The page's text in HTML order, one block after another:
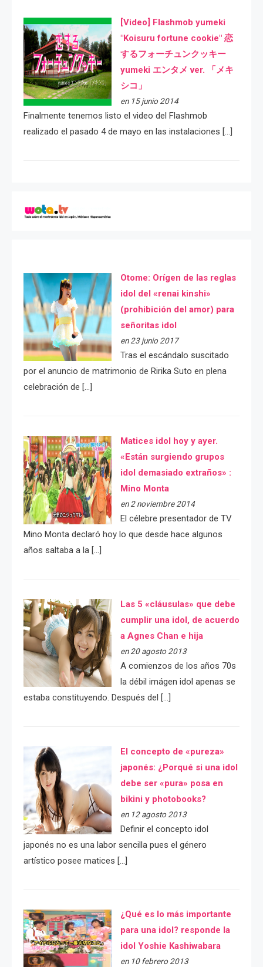
[Video] Flashmob yumeki
"Koisuru fortune cookie" 恋
するフォーチュンクッキー
yumeki エンタメ ver. 「メキ
シコ」
en 15 junio 2014
Finalmente tenemos listo el video del Flashmob
realizado el pasado 4 de mayo en las instalaciones […]
Otome: Orígen de las reglas
idol del «renai kinshi»
(prohibición del amor) para
señoritas idol
en 23 junio 2017
Tras el escándalo suscitado
por el anuncio de matrimonio de Ririka Suto en plena
celebración de […]
Matices idol hoy y ayer.
«Están surgiendo grupos
idol demasiado extraños» :
Mino Monta
en 2 noviembre 2014
El célebre presentador de TV
Mino Monta declaró hoy lo que desde hace algunos
años saltaba a la […]
Las 5 «cláusulas» que debe
cumplir una idol, de acuerdo
a Agnes Chan e hija
en 20 agosto 2013
A comienzos de los años 70s
la débil imágen idol apenas se
estaba constituyendo. Después del […]
El concepto de «pureza»
japonés: ¿Porqué si una idol
debe ser «pura» posa en
bikini y photobooks?
en 12 agosto 2013
Definir el concepto idol
japonés no es una labor sencilla pues el género
artístico posee matices […]
¿Qué es lo más importante
para una idol? responde la
idol Yoshie Kashiwabara
en 10 febrero 2013